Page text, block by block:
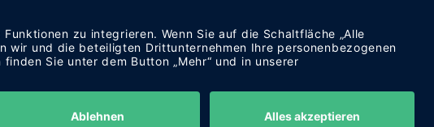
Cookie-Einstellungen